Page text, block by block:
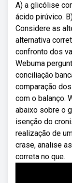
A) a glicólise
ácido pirúvico.
Considere as
alternativa
confronto dos
Webuma
conciliação
comparação
com o balanço.
abaixo sobre o
isenção do
realização de
crase, analise
correta no que.